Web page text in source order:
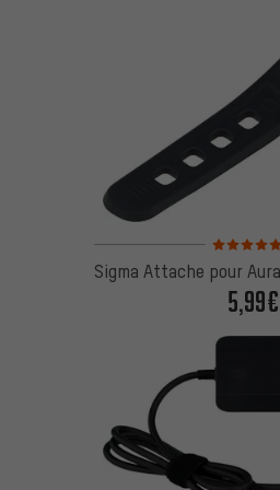
Note
Sigma Attache pour
5,99€